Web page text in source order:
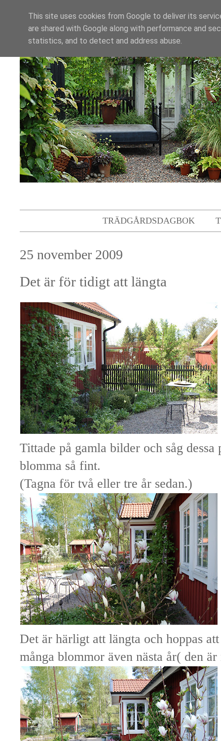
TRÄDGÅRDSDAGBOK
25 november 2009
Det är för tidigt att längta
Tittade på gamla bilder och såg
blomma så fint.
(Tagna för två eller tre år sedan.)
Det är härligt att längta och hoppas
många blommor även nästa år( den
This site uses cookies from Google to deliver its
are shared with Google along with performance and
statistics, and to detect and address abuse.